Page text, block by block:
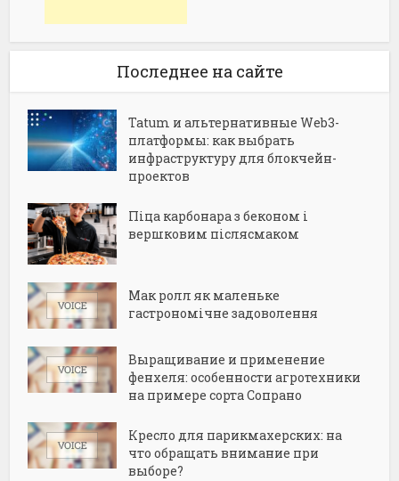
Последнее на сайте
Tatum и альтернативные Web3-
платформы: как выбрать
инфраструктуру для блокчейн-
проектов
Піца карбонара з беконом і
вершковим післясмаком
Мак ролл як маленьке
гастрономічне задоволення
Выращивание и применение
фенхеля: особенности агротехники
на примере сорта Сопрано
Кресло для парикмахерских: на
что обращать внимание при
выборе?